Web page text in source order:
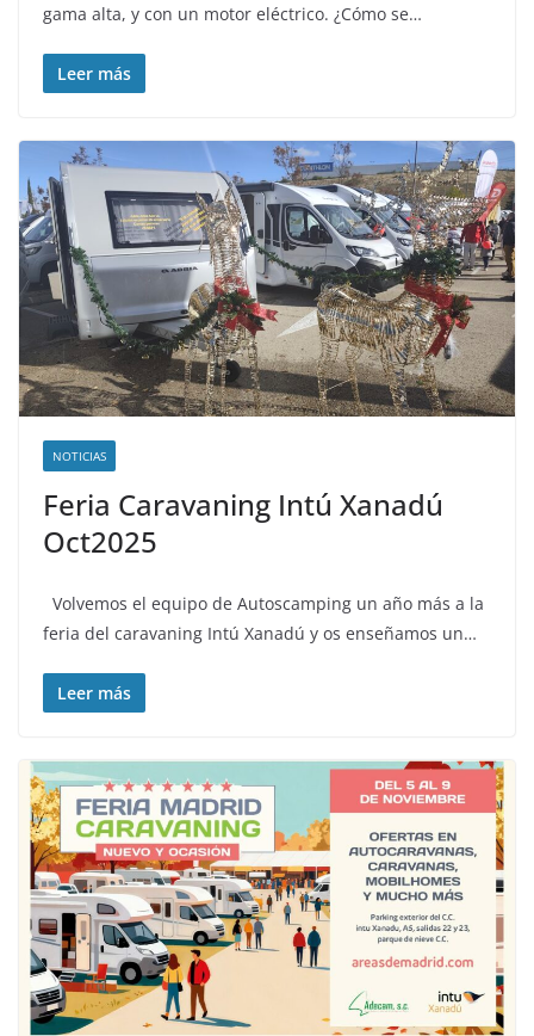
gama alta, y con un motor eléctrico. ¿Cómo se…
Leer más
NOTICIAS
Feria Caravaning Intú Xanadú
Oct2025
Volvemos el equipo de Autoscamping un año más a la
feria del caravaning Intú Xanadú y os enseñamos un…
Leer más